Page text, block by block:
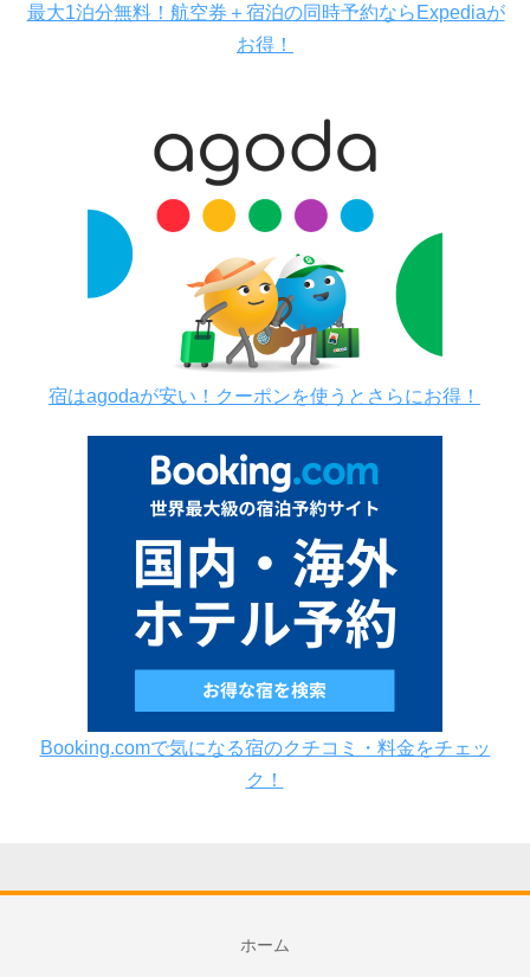
最大1泊分無料！航空券＋宿泊の同時予約ならExpediaが
お得！
宿はagodaが安い！クーポンを使うとさらにお得！
Booking.comで気になる宿のクチコミ・料金をチェッ
ク！
ホーム